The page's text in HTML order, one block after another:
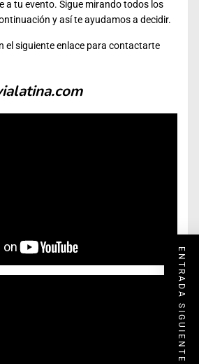
a tu evento. Sigue mirando todos los
y así te ayudamos a decidir.
el siguiente enlace para contactarte
ENTRADA SIGUIENTE